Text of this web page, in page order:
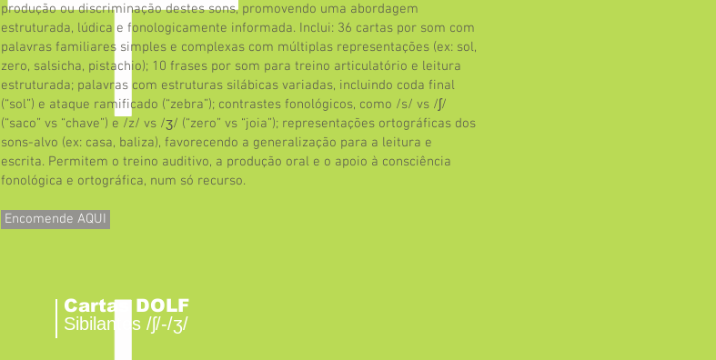
produção ou discriminação destes sons, promovendo uma abordagem
estruturada, lúdica e fonologicamente informada. Inclui: 36 cartas por som com
palavras familiares simples e complexas com múltiplas representações (ex: sol,
zero, salsicha, pistachio); 10 frases por som para treino articulatório e leitura
estruturada; palavras com estruturas silábicas variadas, incluindo coda final
(“sol”) e ataque ramificado (“zebra”); contrastes fonológicos, como /s/ vs /ʃ/
(“saco” vs “chave”) e /z/ vs /ʒ/ (“zero” vs “joia”); representações ortográficas dos
sons-alvo (ex: casa, baliza), favorecendo a generalização para a leitura e
escrita. Permitem o treino auditivo, a produção oral e o apoio à consciência
fonológica e ortográfica, num só recurso.
Encomende AQUI
Cartas DOLF
Sibilantes /ʃ/-/ʒ/